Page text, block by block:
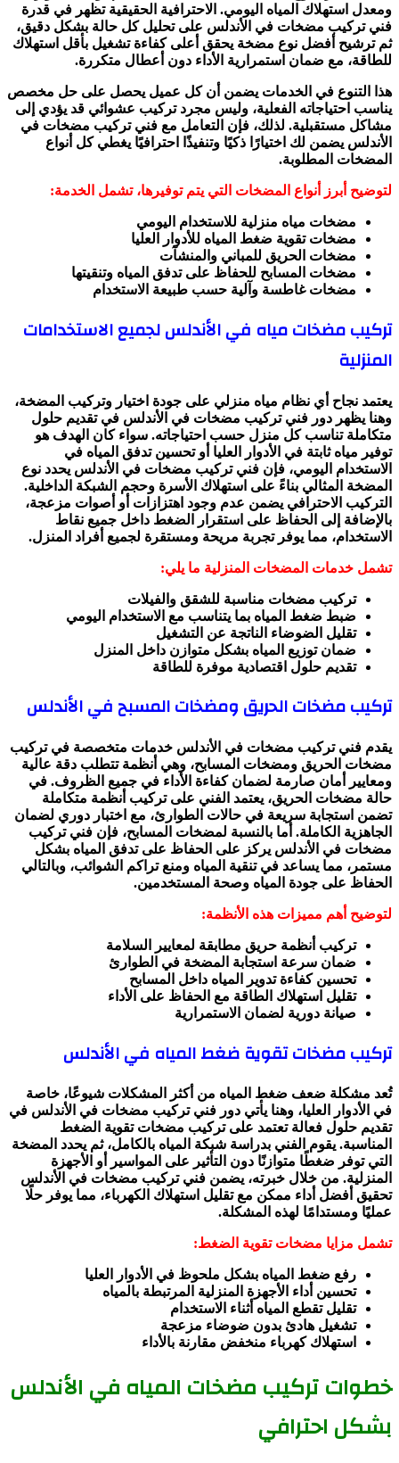
ومعدل استهلاك المياه اليومي. الاحترافية الحقيقية تظهر في قدرة
فني تركيب مضخات في الأندلس على تحليل كل حالة بشكل دقيق،
ثم ترشيح أفضل نوع مضخة يحقق أعلى كفاءة تشغيل بأقل استهلاك
للطاقة، مع ضمان استمرارية الأداء دون أعطال متكررة.
هذا التنوع في الخدمات يضمن أن كل عميل يحصل على حل مخصص
يناسب احتياجاته الفعلية، وليس مجرد تركيب عشوائي قد يؤدي إلى
مشاكل مستقبلية. لذلك، فإن التعامل مع فني تركيب مضخات في
الأندلس يضمن لك اختيارًا ذكيًا وتنفيذًا احترافيًا يغطي كل أنواع
المضخات المطلوبة.
لتوضيح أبرز أنواع المضخات التي يتم توفيرها، تشمل الخدمة:
مضخات مياه منزلية للاستخدام اليومي
مضخات تقوية ضغط المياه للأدوار العليا
مضخات الحريق للمباني والمنشآت
مضخات المسابح للحفاظ على تدفق المياه وتنقيتها
مضخات غاطسة وآلية حسب طبيعة الاستخدام
تركيب مضخات مياه في الأندلس لجميع الاستخدامات
المنزلية
يعتمد نجاح أي نظام مياه منزلي على جودة اختيار وتركيب المضخة،
وهنا يظهر دور فني تركيب مضخات في الأندلس في تقديم حلول
متكاملة تناسب كل منزل حسب احتياجاته. سواء كان الهدف هو
توفير مياه ثابتة في الأدوار العليا أو تحسين تدفق المياه في
الاستخدام اليومي، فإن فني تركيب مضخات في الأندلس يحدد نوع
المضخة المثالي بناءً على استهلاك الأسرة وحجم الشبكة الداخلية.
التركيب الاحترافي يضمن عدم وجود اهتزازات أو أصوات مزعجة،
بالإضافة إلى الحفاظ على استقرار الضغط داخل جميع نقاط
الاستخدام، مما يوفر تجربة مريحة ومستقرة لجميع أفراد المنزل.
تشمل خدمات المضخات المنزلية ما يلي:
تركيب مضخات مناسبة للشقق والفيلات
ضبط ضغط المياه بما يتناسب مع الاستخدام اليومي
تقليل الضوضاء الناتجة عن التشغيل
ضمان توزيع المياه بشكل متوازن داخل المنزل
تقديم حلول اقتصادية موفرة للطاقة
تركيب مضخات الحريق ومضخات المسبح في الأندلس
يقدم فني تركيب مضخات في الأندلس خدمات متخصصة في تركيب
مضخات الحريق ومضخات المسابح، وهي أنظمة تتطلب دقة عالية
ومعايير أمان صارمة لضمان كفاءة الأداء في جميع الظروف. في
حالة مضخات الحريق، يعتمد الفني على تركيب أنظمة متكاملة
تضمن استجابة سريعة في حالات الطوارئ، مع اختبار دوري لضمان
الجاهزية الكاملة. أما بالنسبة لمضخات المسابح، فإن فني تركيب
مضخات في الأندلس يركز على الحفاظ على تدفق المياه بشكل
مستمر، مما يساعد في تنقية المياه ومنع تراكم الشوائب، وبالتالي
الحفاظ على جودة المياه وصحة المستخدمين.
لتوضيح أهم مميزات هذه الأنظمة:
تركيب أنظمة حريق مطابقة لمعايير السلامة
ضمان سرعة استجابة المضخة في الطوارئ
تحسين كفاءة تدوير المياه داخل المسابح
تقليل استهلاك الطاقة مع الحفاظ على الأداء
صيانة دورية لضمان الاستمرارية
تركيب مضخات تقوية ضغط المياه في الأندلس
تُعد مشكلة ضعف ضغط المياه من أكثر المشكلات شيوعًا، خاصة
في الأدوار العليا، وهنا يأتي دور فني تركيب مضخات في الأندلس في
تقديم حلول فعالة تعتمد على تركيب مضخات تقوية الضغط
المناسبة. يقوم الفني بدراسة شبكة المياه بالكامل، ثم يحدد المضخة
التي توفر ضغطًا متوازنًا دون التأثير على المواسير أو الأجهزة
المنزلية. من خلال خبرته، يضمن فني تركيب مضخات في الأندلس
تحقيق أفضل أداء ممكن مع تقليل استهلاك الكهرباء، مما يوفر حلًا
عمليًا ومستدامًا لهذه المشكلة.
تشمل مزايا مضخات تقوية الضغط:
رفع ضغط المياه بشكل ملحوظ في الأدوار العليا
تحسين أداء الأجهزة المنزلية المرتبطة بالمياه
تقليل تقطع المياه أثناء الاستخدام
تشغيل هادئ بدون ضوضاء مزعجة
استهلاك كهرباء منخفض مقارنة بالأداء
خطوات تركيب مضخات المياه في الأندلس
بشكل احترافي